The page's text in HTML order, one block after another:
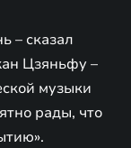
– сказал
Цзяньфу –
музыки
рады, что